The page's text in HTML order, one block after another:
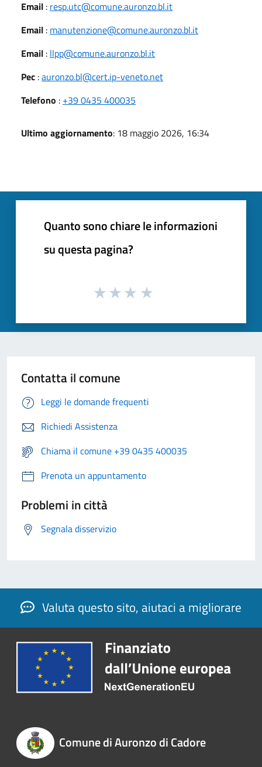
Email : resp.utc@comune.auronzo.bl.it
Email : manutenzione@comune.auronzo.bl.it
Email : llpp@comune.auronzo.bl.it
Pec :auronzo.bl@cert.ip-veneto.net
Telefono : +39 0435 400035
Ultimo aggiornamento: 18 maggio 2026, 16:34
Quanto sono chiare le informazioni
su questa pagina?
Contatta il comune
Leggi le domande frequenti
Richiedi Assistenza
Chiama il comune +39 0435 400035
Prenota un appuntamento
Problemi in città
Segnala disservizio
Valuta questo sito, aiutaci a migliorare
Comune di Auronzo di Cadore